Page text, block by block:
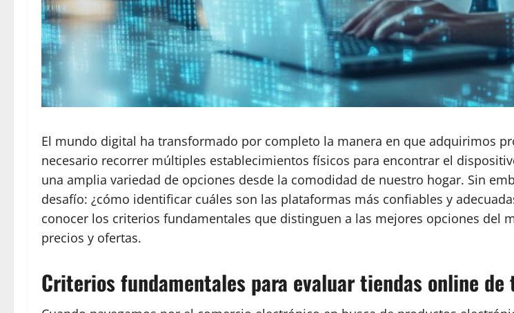
El mundo digital ha transformado por completo la manera en que adquirimos
necesario recorrer múltiples establecimientos físicos para encontrar el
una amplia variedad de opciones desde la comodidad de nuestro hogar. Sin
desafío: ¿cómo identificar cuáles son las plataformas más confiables y
conocer los criterios fundamentales que distinguen a las mejores opciones del
precios y ofertas.
Criterios fundamentales para evaluar tiendas online de